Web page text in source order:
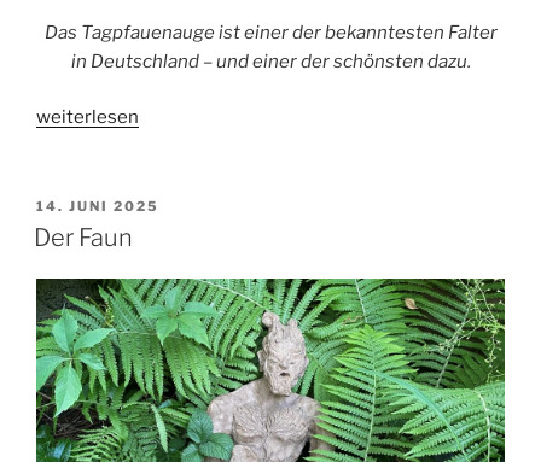
Das Tagpfauenauge ist einer der bekanntesten Falter
in Deutschland – und einer der schönsten dazu.
„Tagpfauenauge“
weiterlesen
VERÖFFENTLICHT
AM
14. JUNI 2025
Der Faun